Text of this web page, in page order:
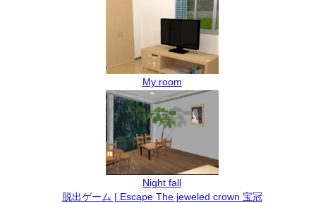
My room
Night fall
脱出ゲーム | Escape The jeweled crown 宝冠